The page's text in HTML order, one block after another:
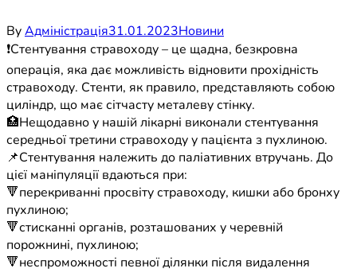
ByАдміністрація31.01.2023Новини
❗️Стентування стравоходу – це щадна, безкровна
операція, яка дає можливість відновити прохідність
стравоходу. Стенти, як правило, представляють собою
циліндр, що має сітчасту металеву стінку.
🏥Нещодавно у нашій лікарні виконали стентування
середньої третини стравоходу у пацієнта з пухлиною.
📌Стентування належить до паліативних втручань. До
цієї маніпуляції вдаються при:
🔻перекриванні просвіту стравоходу, кишки або бронху
пухлиною;
🔻стисканні органів, розташованих у черевній
порожнині, пухлиною;
🔻неспроможності певної ділянки після видалення